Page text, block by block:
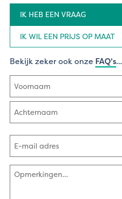
type
(Vereist)
IK HEB EEN VRAAG
IK WIL EEN PRIJS OP MAAT
Bekijk zeker ook onze FAQ's...
Naam
(Vereist)
Voornaam
E-
mailadres
(Vereist)
Opmerkingen
(Vereist)